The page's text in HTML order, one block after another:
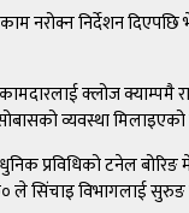
नरोक्न निर्देशन
क्लोज
व्यवस्था
प्रविधिको टनेल
ले सिंचाइ विभागलाई